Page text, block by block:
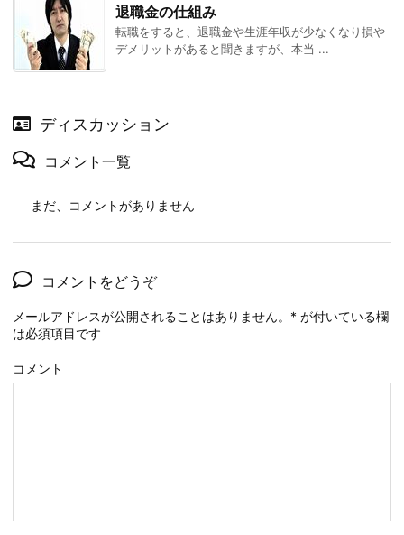
退職金の仕組み
転職をすると、退職金や生涯年収が少なくなり損や
デメリットがあると聞きますが、本当 ...
ディスカッション
コメント一覧
まだ、コメントがありません
コメントをどうぞ
メールアドレスが公開されることはありません。 * が付いている欄
は必須項目です
コメント